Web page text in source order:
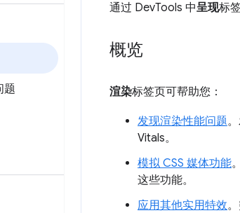
题
通过 DevTools 中呈现标
概览
渲染标签页可帮助您：
发现渲染性能问题
Vitals。
模拟 CSS 媒体功能
这些功能。
应用其他实用特效